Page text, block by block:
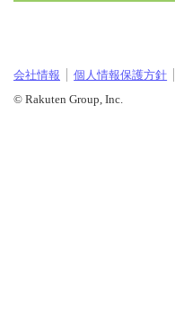
会社情報 個人情報保護方針
© Rakuten Group, Inc.